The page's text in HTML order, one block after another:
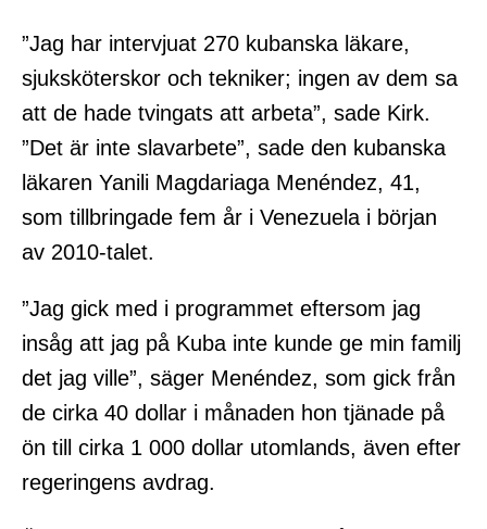
”Jag har intervjuat 270 kubanska läkare,
sjuksköterskor och tekniker; ingen av dem sa
att de hade tvingats att arbeta”, sade Kirk.
”Det är inte slavarbete”, sade den kubanska
läkaren Yanili Magdariaga Menéndez, 41,
som tillbringade fem år i Venezuela i början
av 2010-talet.
”Jag gick med i programmet eftersom jag
insåg att jag på Kuba inte kunde ge min familj
det jag ville”, säger Menéndez, som gick från
de cirka 40 dollar i månaden hon tjänade på
ön till cirka 1 000 dollar utomlands, även efter
regeringens avdrag.